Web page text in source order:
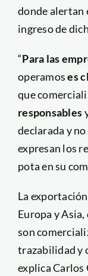
donde alertan
ingreso de
“Para las
operamoses
que
responsables
declarada y
expresan los
pota en su
La
Europa y
son
trazabilidad y
explica Carlos